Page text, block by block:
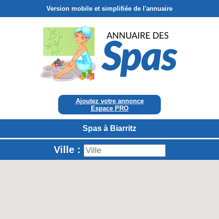
Version mobile et simplifiée de l'annuaire
Ajoutez votre annonce
Espace PRO
Spas à Biarritz
Ville :